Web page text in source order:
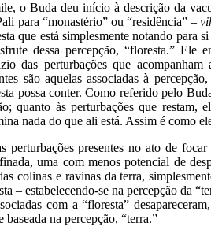
o Buda deu início à descrição da
para “monastério” ou “residência” –
que está simplesmente notando para
dessa percepção, “floresta.” Ele
das perturbações que
são aquelas associadas à
possa conter. Como referido pelo
quanto às perturbações que restam,
nada do que ali está. Assim é como
perturbações presentes no ato de
uma com menos potencial de
colinas e ravinas da terra,
– estabelecendo-se na percepção da
com a “floresta”
baseada na percepção, “terra.”